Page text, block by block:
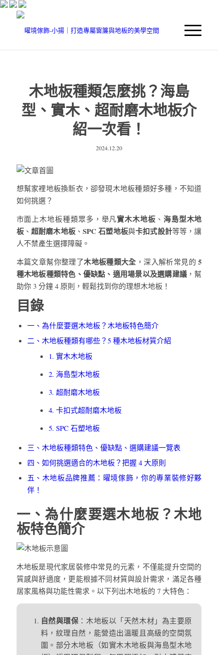
木地板種類怎麼挑？海島
型、實木、超耐磨木地板介
紹一次看！
2024.12.20
想幫家裡地板換新衣，卻發現木地板種類好多種，不知道
如何挑選？
市面上木地板種類眾多，舉凡實木木地板 、 海島型木地
板、 超耐磨木地板、SPC 石塑地板與卡扣式設計等等，讓
人不禁產生選擇障礙。
本篇文章幫你整理了木地板種類大全 ，深入解析常見的5
種木地板種類特色、優缺點、適用場景以及選購建議 ，幫
助你 3 分鐘 4 原則，輕鬆找到你的理想木地板！
目錄
一、為什麼要選木地板？木地板特色簡介
二、木地板種類有哪些？5 種木地板材質介紹
1. 實木木地板
2. 海島型木地板
3. 超耐磨木地板
4. 卡扣式超耐磨木地板
5. SPC 石塑地板
三、木地板種類特色、優缺點、選購建議一覽表
四、如何挑選適合的木地板？把握 4 大原則
五、木地板品牌推薦：曜境傢飾，你的專業裝修好夥
伴！
一、為什麼要選木地板？木地
板特色簡介
木地板是現代家居裝修中常見的元素，不僅能提升空間的
質感與舒適度，更能根據不同材質與設計需求，滿足各種
居家風格與功能性需求。以下列出木地板的 7 大特色：
自然與環保 ：木地板以「天然木材」為主要原
料，紋理自然，能營造出溫暖且高級的空間氛
圍。部分木地板（如實木木地板與海島型木地